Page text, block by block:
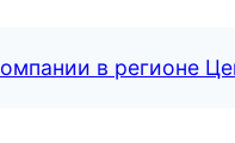
в регионе